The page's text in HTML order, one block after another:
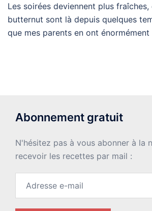
Les soirées deviennent plus
butternut sont là depuis quelques
que mes parents en ont
Abonnement gratuit
N'hésitez pas à vous abonner à la
recevoir les recettes par mail :